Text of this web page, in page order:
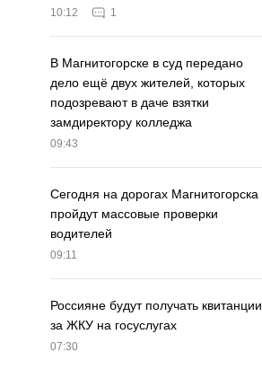
10:12 1
В Магнитогорске в суд передано
дело ещё двух жителей, которых
подозревают в даче взятки
замдиректору колледжа
09:43
Сегодня на дорогах Магнитогорска
пройдут массовые проверки
водителей
09:11
Россияне будут получать квитанции
за ЖКУ на госуслугах
07:30